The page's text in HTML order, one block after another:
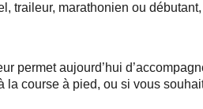
traileur, marathonien ou
permet aujourd’hui
la course à pied, ou si vous